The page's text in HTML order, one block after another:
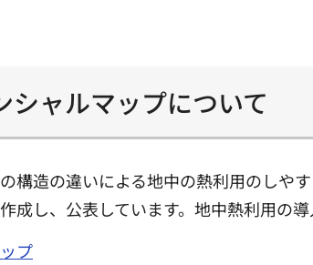
シャルマップについて
構造の違いによる地中の熱利用のしや
成し、公表しています。地中熱利用の
プ